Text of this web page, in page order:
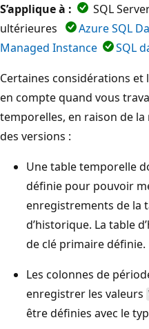
S’applique à :
SQL
ultérieures
Azure SQL
Managed Instance
SQL
Certaines considérations
en compte quand vous
temporelles, en raison de
des versions :
Une table temporelle
définie pour pouvoir
enregistrements de la
d’historique. La table
de clé primaire définie.
Les colonnes de
enregistrer les valeurs
être définies avec le